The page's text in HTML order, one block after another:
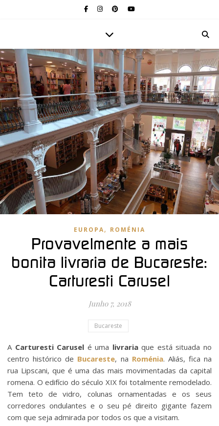
EUROPA, ROMÉNIA
Provavelmente a mais
bonita livraria de Bucareste:
Carturesti Carusel
Junho 7, 2018
Bucareste
A Carturesti Carusel é uma livrariaque está situada no
centro histórico de Bucareste, na Roménia. Aliás, fica na
rua Lipscani, que é uma das mais movimentadas da capital
romena. O edifício do século XIX foi totalmente remodelado.
Tem teto de vidro, colunas ornamentadas e os seus
corredores ondulantes e o seu pé direito gigante fazem
com que seja admirada por todos os que a visitam.